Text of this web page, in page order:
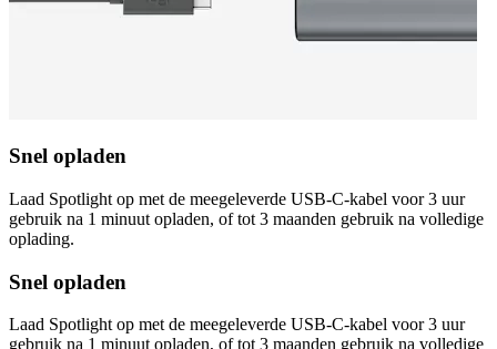
Snel opladen
Laad Spotlight op met de meegeleverde USB-C-kabel voor 3 uur
gebruik na 1 minuut opladen, of tot 3 maanden gebruik na volledige
oplading.
Snel opladen
Laad Spotlight op met de meegeleverde USB-C-kabel voor 3 uur
gebruik na 1 minuut opladen, of tot 3 maanden gebruik na volledige